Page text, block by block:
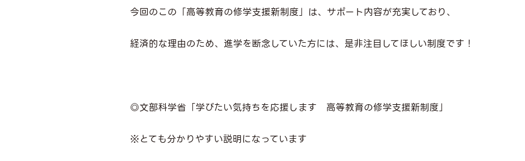
今回のこの「高等教育の修学支援新制度」は、サポート内容が充実しており、
経済的な理由のため、進学を断念していた方には、是非注目してほしい制度です！
◎文部科学省 「学びたい気持ちを応援します 高等教育の修学支援新制度」
※とても分かりやすい説明になっています